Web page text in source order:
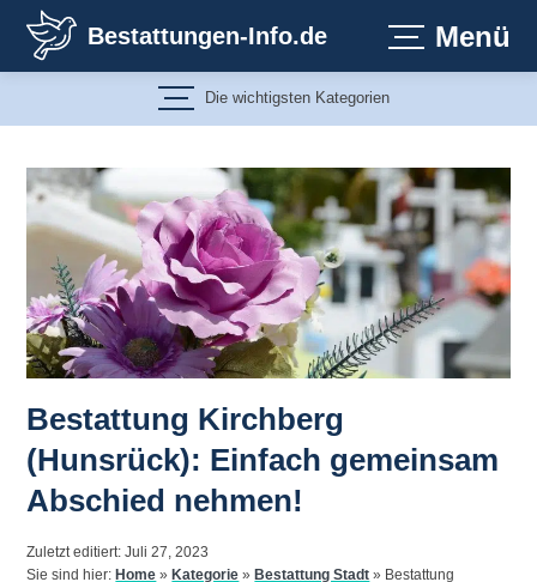
Inhalt
springen
Bestattungen-Info.de Menü
Die wichtigsten Kategorien
Bestattung Kirchberg
(Hunsrück): Einfach gemeinsam
Abschied nehmen!
Zuletzt editiert: Juli 27, 2023
Sie sind hier:Home »Kategorie »Bestattung Stadt » Bestattung